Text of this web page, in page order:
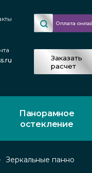
Оплата
Заказать
расчет
Панорамное
остекление
Зеркальные панно